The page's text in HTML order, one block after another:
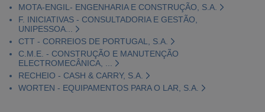
MOTA-ENGIL- ENGENHARIA E CONSTRUÇÃO, S.A.
F. INICIATIVAS - CONSULTADORIA E GESTÃO,
UNIPESSOA...
CTT - CORREIOS DE PORTUGAL, S.A.
C.M.E. - CONSTRUÇÃO E MANUTENÇÃO
ELECTROMECÂNICA, ...
RECHEIO - CASH & CARRY, S.A.
WORTEN - EQUIPAMENTOS PARA O LAR, S.A.